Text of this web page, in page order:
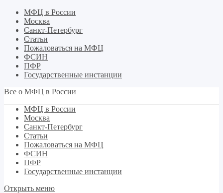
МФЦ в России
Москва
Санкт-Петербург
Статьи
Пожаловаться на МФЦ
ФСИН
ПФР
Государственные инстанции
Все о МФЦ в России
МФЦ в России
Москва
Санкт-Петербург
Статьи
Пожаловаться на МФЦ
ФСИН
ПФР
Государственные инстанции
Открыть меню